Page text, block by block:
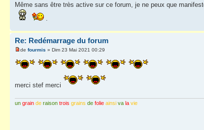
Même sans être très active sur ce forum, je ne peux que
Re: Redémarrage du forum
de fourmis » Dim 23 Mai 2021 00:29
merci stef merci
un grain de raison trois grains de folie ainsi va la vie